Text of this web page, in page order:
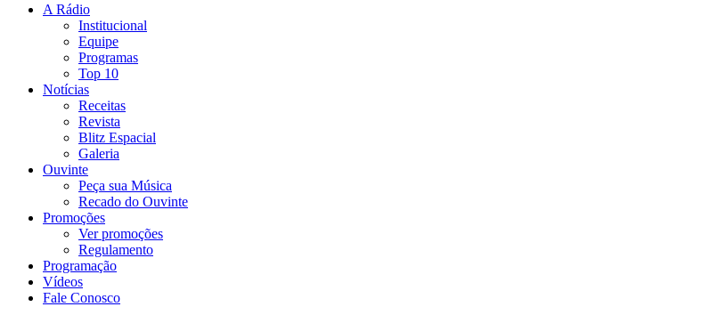
A Rádio
Institucional
Equipe
Programas
Top 10
Notícias
Receitas
Revista
Blitz Espacial
Galeria
Ouvinte
Peça sua Música
Recado do Ouvinte
Promoções
Ver promoções
Regulamento
Programação
Vídeos
Fale Conosco